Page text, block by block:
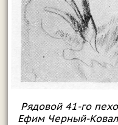
Рядовой 41-го
Ефим Черный-